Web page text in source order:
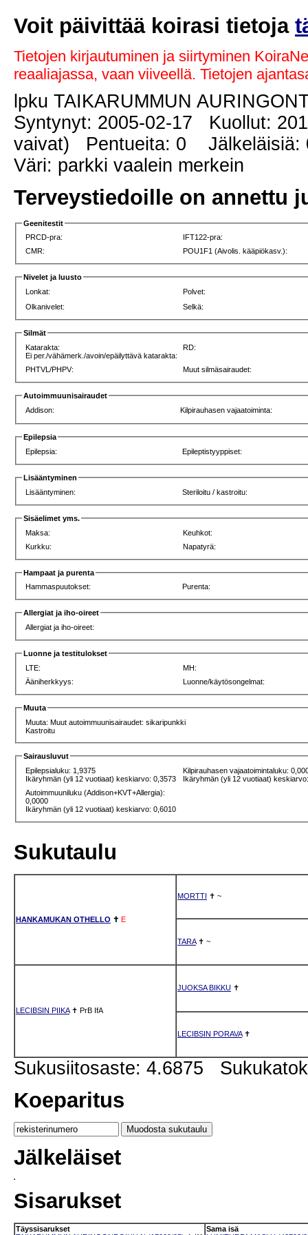
Voit päivittää koirasi tietoja
Tietojen kirjautuminen ja siirtyminen
reaaliajassa, vaan viiveellä. Tietojen
lpku TAIKARUMMUN
Syntynyt: 2005-02-17 Kuollut:
vaivat) Pentueita: 0 Jälkeläisiä:
Väri: parkki vaalein merkein
Terveystiedoille on annettu
Geenitestit
PRCD-pra:
IFT122-pra:
CMR:
POU1F1 (Aivolis. kääpiökasv.):
Nivelet ja luusto
Lonkat:
Polvet:
Olkanivelet:
Selkä:
Silmät
Katarakta:
Ei per./vähämerk./avoin/epäilyttävä katarakta:
RD:
PHTVL/PHPV: Muut silmäsairaudet:
Autoimmuunisairaudet
Addison:
Kilpirauhasen vajaatoiminta:
Epilepsia
Epilepsia:
Epileptistyyppiset:
Lisääntyminen
Lisääntyminen:
Steriloitu / kastroitu:
Sisäelimet yms.
Maksa:
Keuhkot:
Kurkku:
Napatyrä:
Hampaat ja purenta
Hammaspuutokset:
Purenta:
Allergiat ja iho-oireet
Allergiat ja iho-oireet:
Luonne ja testitulokset
LTE:
MH:
Ääniherkkyys:
Luonne/käytösongelmat:
Muuta
Muuta: Muut autoimmuunisairaudet: sikaripunkki
Kastroitu
Sairausluvut
Epilepsialuku: 1,9375
Ikäryhmän (yli 12 vuotiaat) keskiarvo: 0,3573
Kilpirauhasen vajaatoimintaluku:
Ikäryhmän (yli 12 vuotiaat)
Autoimmuuniluku (Addison+KVT+Allergia):
0,0000
Ikäryhmän (yli 12 vuotiaat) keskiarvo: 0,6010
Sukutaulu
HANKAMUKAN OTHELLO ✝ E
MORTTI ✝ ~
TARA✝ ~
LECIBSIN PIIKA✝ PrB IfA
JUOKSA BIKKU ✝
LECIBSIN PORAVA✝
Sukusiitosaste: 4.6875
Koeparitus
Jälkeläiset
Sisarukset
Täyssisarukset
Sama isä